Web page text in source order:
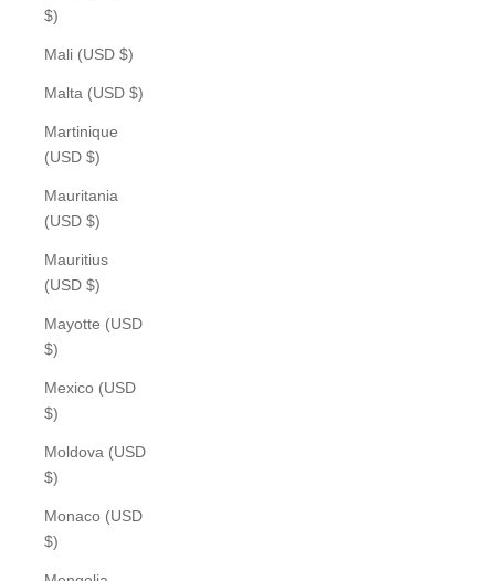
$)
Mali (USD $)
Malta (USD $)
Martinique
(USD $)
Mauritania
(USD $)
Mauritius
(USD $)
Mayotte (USD
$)
Mexico (USD
$)
Moldova (USD
$)
Monaco (USD
$)